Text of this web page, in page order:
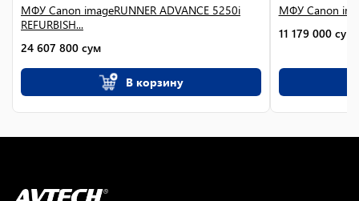
МФУ Canon imageRUNNER ADVANCE 5250i
REFURBISH...
24 607 800 сум
В корзину
МФУ Canon
11 179 000 сум